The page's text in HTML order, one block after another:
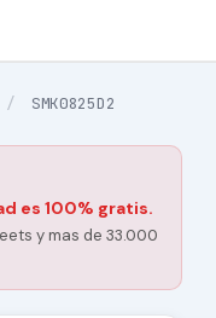
/ SMK0825D2
es 100% gratis.
y mas de 33.000